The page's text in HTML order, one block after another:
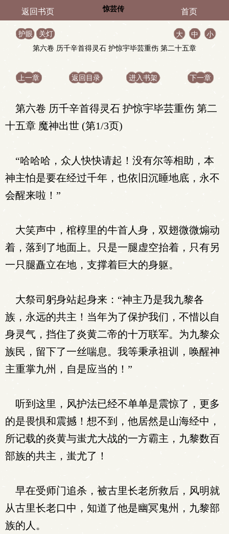
返回书页 惊芸传 首页
护眼 关灯 大 中
小
第六卷 历千辛首得灵石 护惊宇毕芸重伤 第二十五章
魔神出世
上一章 返回目录 进入书架 下一章
第六卷 历千辛首得灵石 护惊宇毕芸重伤 第二
十五章 魔神出世 (第1/3页)
“哈哈哈，众人快快请起！没有尔等相助，本
神主怕是要在经过千年，也依旧沉睡地底，永不
会醒来啦！”
大笑声中，棺椁里的牛首人身，双翅微微煽动
着，落到了地面上。只是一腿虚空抬着，只有另
一只腿矗立在地，支撑着巨大的身躯。
大祭司躬身站起身来：“神主乃是我九黎各
族，永远的共主！当年为了保护我们，不惜以自
身灵气，挡住了炎黄二帝的十万联军。为九黎众
族民，留下了一丝喘息。我等秉承祖训，唤醒神
主重掌九州，自是应当的！”
听到这里，风护法已经不单单是震惊了，更多
的是畏惧和震撼！想不到，他居然是山海经中，
所记载的炎黄与蚩尤大战的一方霸主，九黎数百
部族的共主，蚩尤了！
早在受师门追杀，被古里长老所救后，风明就
从古里长老口中，知道了他是幽冥鬼州，九黎部
族的人。